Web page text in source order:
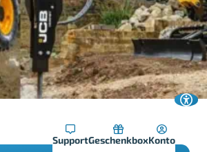
SupportGeschenkboxKonto